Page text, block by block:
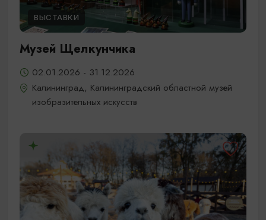
ВЫСТАВКИ
Музей Щелкунчика
02.01.2026 - 31.12.2026
Калининград, Калининградский областной музей
изобразительных искусств